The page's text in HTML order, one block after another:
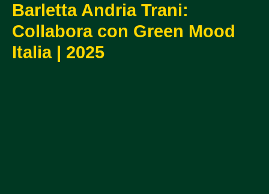
Barletta Andria Trani:
Collabora con Green Mood
Italia | 2025